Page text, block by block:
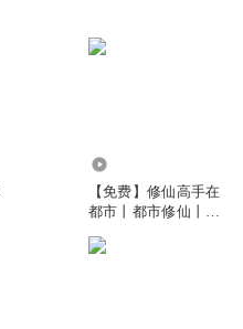
0
【免费】修仙高手在
都市丨都市修仙丨不
多播